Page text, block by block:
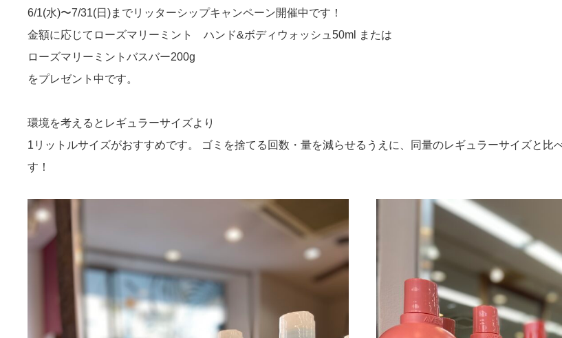
6/1(水)〜7/31(日)までリッターシップキャンペーン開催中です！
金額に応じてローズマリーミント ハンド&ボディウォッシュ50ml または
ローズマリーミントバスバー200g
をプレゼント中です。
環境を考えるとレギュラーサイズより
1リットルサイズがおすすめです。 ゴミを捨てる回数・量を減らせるうえに、同量のレギュラーサイズと比
す！